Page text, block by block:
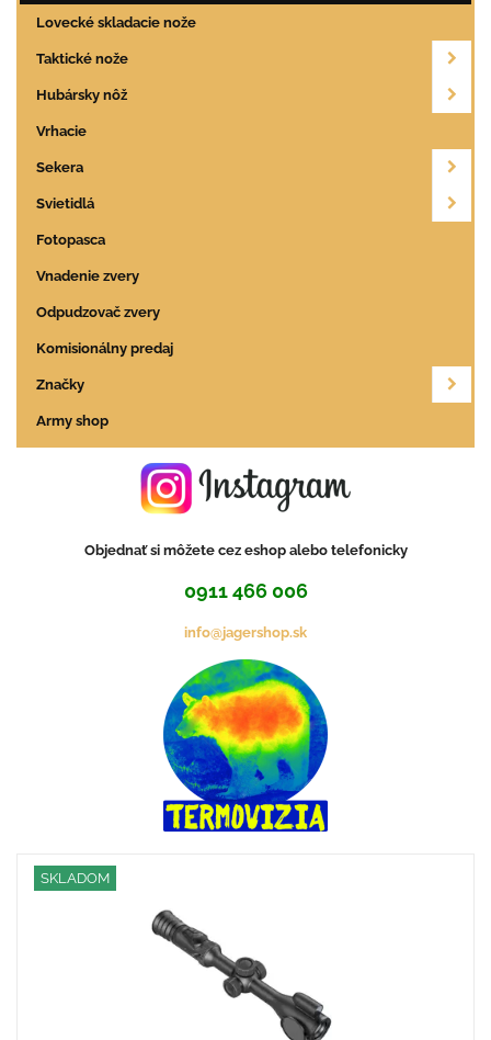
Lovecké skladacie nože
Taktické nože
Hubársky nôž
Vrhacie
Sekera
Svietidlá
Fotopasca
Vnadenie zvery
Odpudzovač zvery
Komisionálny predaj
Značky
Army shop
Objednať si môžete cez eshop alebo telefonicky
0911 466 006
info@jagershop.sk
SKLADOM